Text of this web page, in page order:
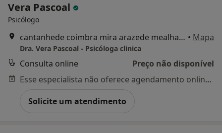
Vera Pascoal
Psicólogo
cantanhede coimbra mira arazede mealhada, Cantanhede • Mapa
Dra. Vera Pascoal - Psicóloga clinica
Consulta online
Preço não disponível
Esse especialista não oferece agendamento online para esse endereço.
Solicite um atendimento